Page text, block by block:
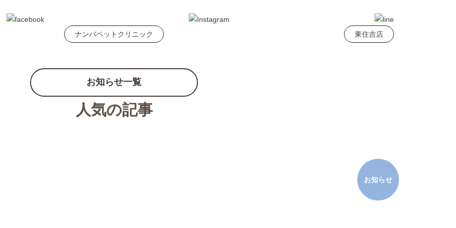
ナンバペットクリニック 東住吉店
お知らせ一覧
人気の記事
お知らせ